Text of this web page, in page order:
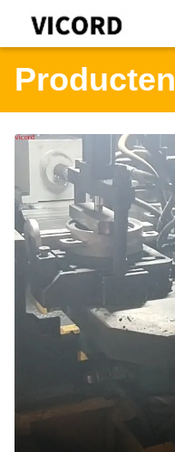
Producten